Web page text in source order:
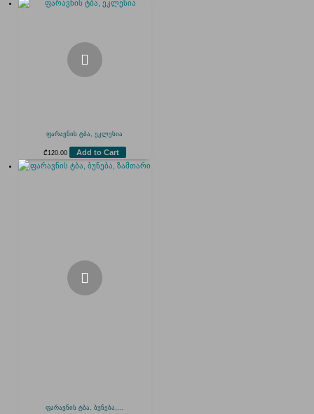
ფარავნის ტბა, ეკლესია
₾ 120.00 Add to Cart
ფარავნის ტბა, ბუნება,...